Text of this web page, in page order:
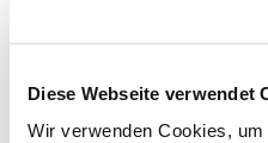
Diese Webseite verwendet
Wir verwenden Cookies,